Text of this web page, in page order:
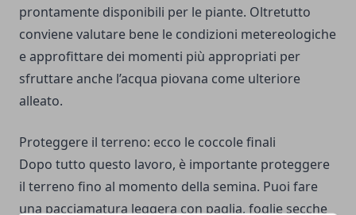
prontamente disponibili per le piante. Oltretutto
conviene valutare bene le condizioni metereologiche
e approfittare dei momenti più appropriati per
sfruttare anche l’acqua piovana come ulteriore
alleato.
Proteggere il terreno: ecco le coccole finali
Dopo tutto questo lavoro, è importante proteggere
il terreno fino al momento della semina. Puoi fare
una pacciamatura leggera con paglia, foglie secche